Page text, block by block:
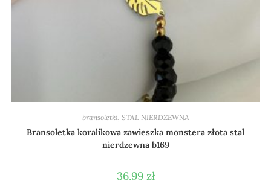
bransoletki, STAL NIERDZEWNA
Bransoletka koralikowa zawieszka monstera złota stal
nierdzewna b169
36.99 zł